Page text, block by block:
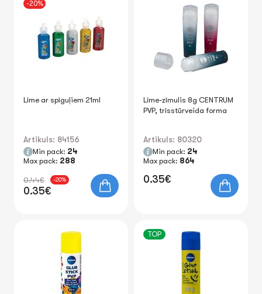
-20%
Līme ar spīguļiem 21ml
Artikuls: 84156
Min pack: 24
Max pack: 288
0.44€ -20%
0.35€
Līme-zīmulis 8g CENTRUM
PVP, trīsstūrveida forma
Artikuls: 80320
Min pack: 24
Max pack: 864
0.35€
TOP